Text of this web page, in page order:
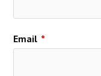
Email *